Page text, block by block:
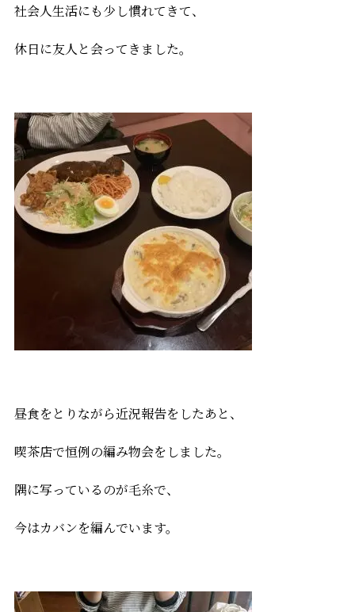
社会人生活にも少し慣れてきて、
休日に友人と会ってきました。
昼食をとりながら近況報告をしたあと、
喫茶店で恒例の編み物会をしました。
隅に写っているのが毛糸で、
今はカバンを編んでいます。